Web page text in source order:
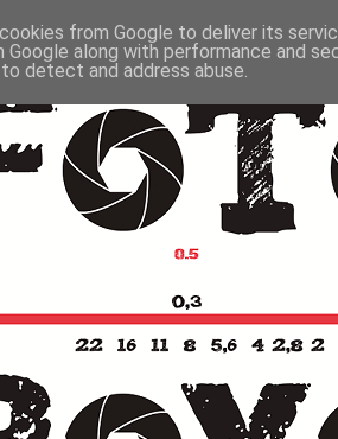
from Google to deliver its
Google along with performance and
detect and address abuse.